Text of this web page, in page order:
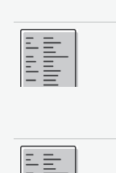
Enemmän
Enemmän